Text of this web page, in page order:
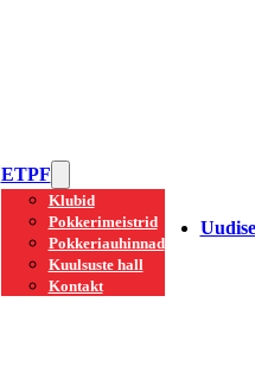
ETPF
Klubid
Pokkerimeistrid
Pokkeriauhinnad
Kuulsuste hall
Kontakt